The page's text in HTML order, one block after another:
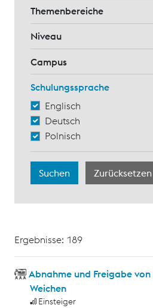
Themenbereiche
Niveau
Campus
Schulungssprache
Englisch
Deutsch
Polnisch
Ergebnisse: 189
Abnahme und Freigabe von
Weichen
Einsteiger